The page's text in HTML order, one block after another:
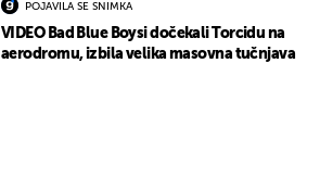
POJAVILA SE SNIMKA
VIDEO Bad Blue Boysi dočekali Torcidu na
aerodromu, izbila velika masovna tučnjava